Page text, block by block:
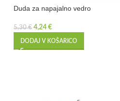
Duda za napajalno vedro
5,30€ 4,24 €
DODAJ V KOŠARICO